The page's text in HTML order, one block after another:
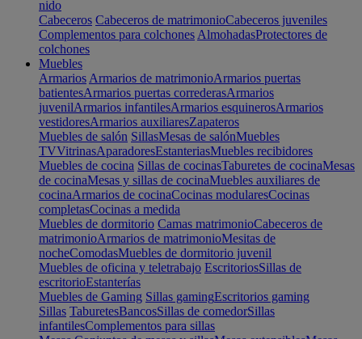
nido
Cabeceros Cabeceros de matrimonioCabeceros juveniles
Complementos para colchones AlmohadasProtectores de
colchones
Muebles
Armarios Armarios de matrimonioArmarios puertas
batientesArmarios puertas correderasArmarios
juvenilArmarios infantilesArmarios esquinerosArmarios
vestidoresArmarios auxiliaresZapateros
Muebles de salón SillasMesas de salónMuebles
TVVitrinasAparadoresEstanteriasMuebles recibidores
Muebles de cocina Sillas de cocinasTaburetes de cocinaMesas
de cocinaMesas y sillas de cocinaMuebles auxiliares de
cocinaArmarios de cocinaCocinas modularesCocinas
completasCocinas a medida
Muebles de dormitorio Camas matrimonioCabeceros de
matrimonioArmarios de matrimonioMesitas de
nocheComodasMuebles de dormitorio juvenil
Muebles de oficina y teletrabajo EscritoriosSillas de
escritorioEstanterías
Muebles de Gaming Sillas gamingEscritorios gaming
Sillas TaburetesBancosSillas de comedorSillas
infantilesComplementos para sillas